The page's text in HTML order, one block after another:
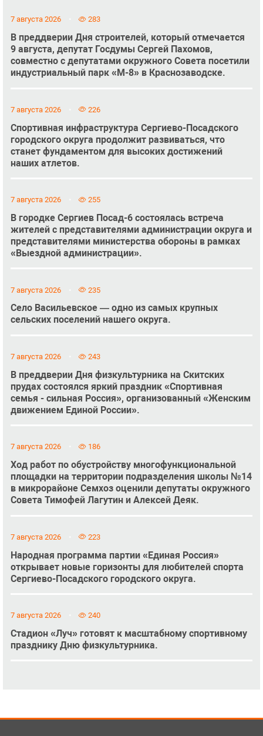
7 августа 2026 283
В преддверии Дня строителей, который отмечается
9 августа, депутат Госдумы Сергей Пахомов,
совместно с депутатами окружного Совета посетили
индустриальный парк «М-8» в Краснозаводске.
7 августа 2026 226
Спортивная инфраструктура Сергиево-Посадского
городского округа продолжит развиваться, что
станет фундаментом для высоких достижений
наших атлетов.
7 августа 2026 255
В городке Сергиев Посад-6 состоялась встреча
жителей с представителями администрации округа и
представителями министерства обороны в рамках
«Выездной администрации».
7 августа 2026 235
Село Васильевское — одно из самых крупных
сельских поселений нашего округа.
7 августа 2026 243
В преддверии Дня физкультурника на Скитских
прудах состоялся яркий праздник «Спортивная
семья - сильная Россия», организованный «Женским
движением Единой России».
7 августа 2026 186
Ход работ по обустройству многофункциональной
площадки на территории подразделения школы №14
в микрорайоне Семхоз оценили депутаты окружного
Совета Тимофей Лагутин и Алексей Деяк.
7 августа 2026 223
Народная программа партии «Единая Россия»
открывает новые горизонты для любителей спорта
Сергиево-Посадского городского округа.
7 августа 2026 240
Стадион «Луч» готовят к масштабному спортивному
празднику Дню физкультурника.